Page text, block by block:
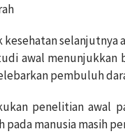
selanjutnya
awal
pembuluh
penelitian awal
pada manusia masih